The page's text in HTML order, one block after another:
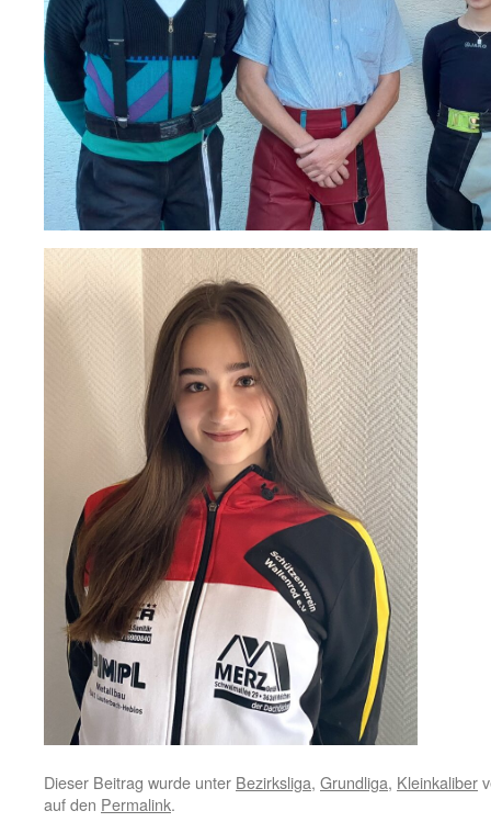
Dieser Beitrag wurde unter Bezirksliga, Grundliga, Kleinkaliber
auf den Permalink.